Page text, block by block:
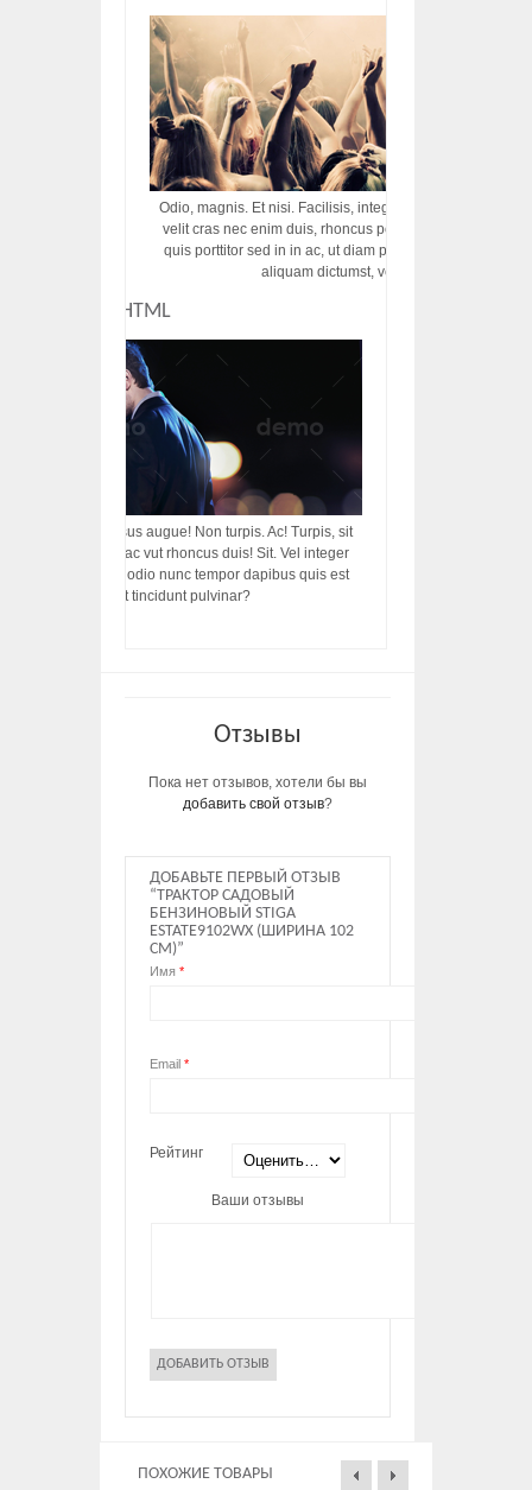
Odio, magnis. Et nisi. Facilisis, integer! Risus augue! Non
velit cras nec enim duis, rhoncus porttitor ac vut rhoncus
quis porttitor sed in in ac, ut diam porttitor odio nunc
aliquam dictumst, vel amet tincidunt
CUSTOM HTML
integer! Risus augue! Non turpis. Ac! Turpis, sit
rhoncus porttitor ac vut rhoncus duis! Sit. Vel integer
ut diam porttitor odio nunc tempor dapibus quis est
dictumst, vel amet tincidunt pulvinar?
Отзывы
Пока нет отзывов, хотели бы вы
добавить свой отзыв?
ДОБАВЬТЕ ПЕРВЫЙ ОТЗЫВ
“ТРАКТОР САДОВЫЙ
БЕНЗИНОВЫЙ STIGA
ESTATE9102WX (ШИРИНА 102
СМ)”
Имя *
Email *
Рейтинг
Ваши отзывы
ПОХОЖИЕ ТОВАРЫ